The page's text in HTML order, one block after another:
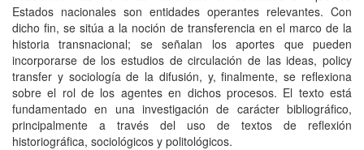
Estados nacionales son entidades operantes relevantes. Con
dicho fin, se sitúa a la noción de transferencia en el marco de la
historia transnacional; se señalan los aportes que pueden
incorporarse de los estudios de circulación de las ideas, policy
transfer y sociologí­a de la difusión, y, finalmente, se reflexiona
sobre el rol de los agentes en dichos procesos. El texto está
fundamentado en una investigación de carácter bibliográfico,
principalmente a través del uso de textos de reflexión
historiográfica, sociológicos y politológicos.